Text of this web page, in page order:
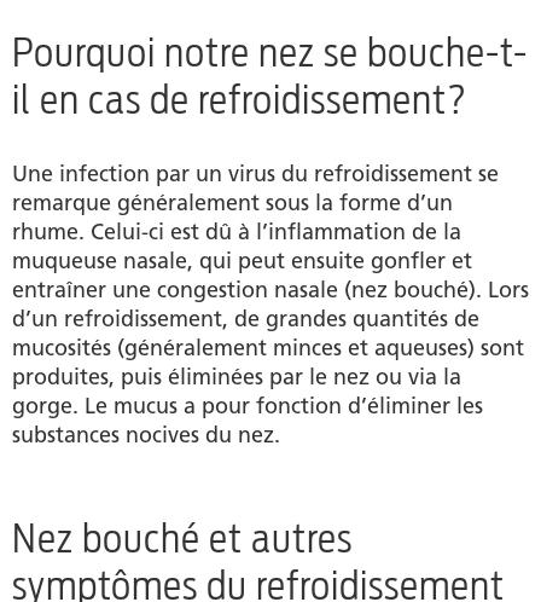
Pourquoi notre nez se bouche-t-
il en cas de refroidissement?
Une infection par un virus du refroidissement se
remarque généralement sous la forme d’un
rhume. Celui-ci est dû à l’inflammation de la
muqueuse nasale, qui peut ensuite gonfler et
entraîner une congestion nasale (nez bouché). Lors
d’un refroidissement, de grandes quantités de
mucosités (généralement minces et aqueuses) sont
produites, puis éliminées par le nez ou via la
gorge. Le mucus a pour fonction d’éliminer les
substances nocives du nez.
Nez bouché et autres
symptômes du refroidissement